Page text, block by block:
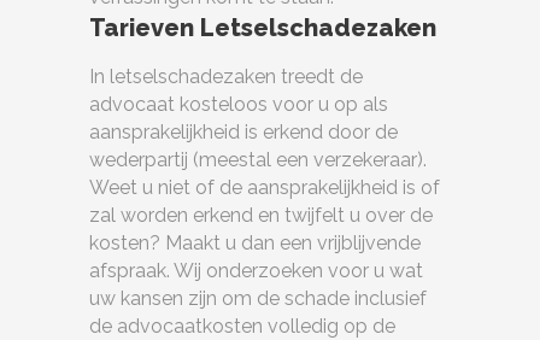
Tarieven Letselschadezaken
In letselschadezaken treedt de
advocaat kosteloos voor u op als
aansprakelijkheid is erkend door de
wederpartij (meestal een verzekeraar).
Weet u niet of de aansprakelijkheid is of
zal worden erkend en twijfelt u over de
kosten? Maakt u dan een vrijblijvende
afspraak. Wij onderzoeken voor u wat
uw kansen zijn om de schade inclusief
de advocaatkosten volledig op de